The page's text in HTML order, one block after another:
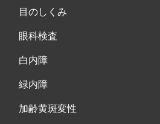
目のしくみ
眼科検査
白内障
緑内障
加齢黄斑変性